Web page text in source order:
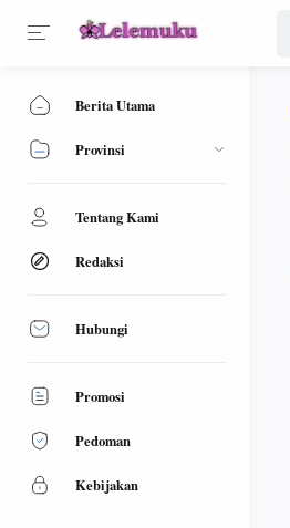
Berita Utama
Provinsi
Tentang Kami
Redaksi
Hubungi
Promosi
Pedoman
Kebijakan